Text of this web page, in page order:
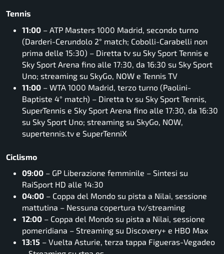
Tennis
11:00 – ATP Masters 1000 Madrid, secondo turno
(Darderi-Cerundolo 2° match; Cobolli-Carabelli non
prima delle 15:30) – Diretta tv su Sky Sport Tennis e
Sky Sport Arena fino alle 17:30, da 16:30 su Sky Sport
Uno; streaming su SkyGo, NOW e Tennis TV
11:00 – WTA 1000 Madrid, terzo turno (Paolini-
Baptiste 4° match) – Diretta tv su Sky Sport Tennis,
SuperTennis e Sky Sport Arena fino alle 17:30, da 16:30
su Sky Sport Uno; streaming su SkyGo, NOW,
supertennis.tv e SuperTenniX
Ciclismo
09:00 – GP Liberazione femminile – Sintesi su
RaiSport HD alle 14:30
04:00 – Coppa del Mondo su pista a Nilai, sessione
mattutina – Nessuna copertura tv/streaming
12:00 – Coppa del Mondo su pista a Nilai, sessione
pomeridiana – Streaming su Discovery+ e HBO Max
13:15 – Vuelta Asturie, terza tappa Figueras-Vegadeo